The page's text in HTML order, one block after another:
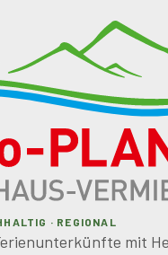
· REGIONAL
mit